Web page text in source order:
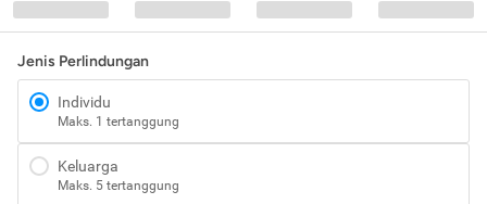
Jenis Perlindungan
Individu
Maks. 1 tertanggung
Keluarga
Maks. 5 tertanggung